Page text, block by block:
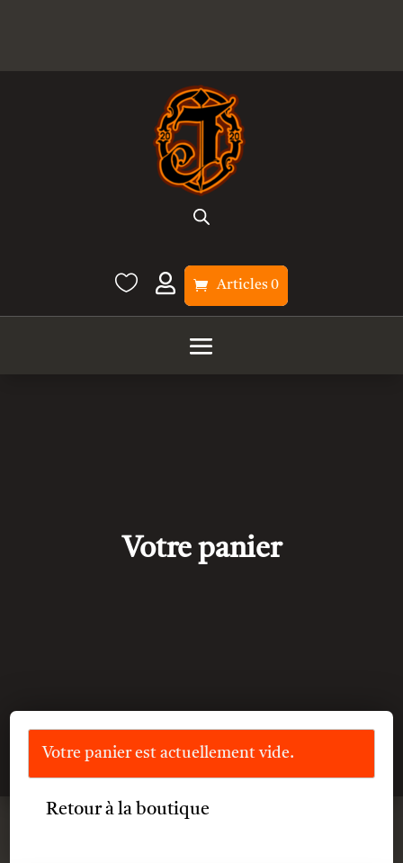
  Articles 0
Votre panier
Votre panier est actuellement vide.
Retour à la boutique